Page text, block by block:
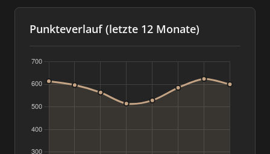
Punkteverlauf (letzte 12 Monate)